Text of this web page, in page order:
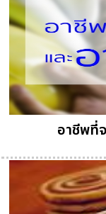
อาชีพที่